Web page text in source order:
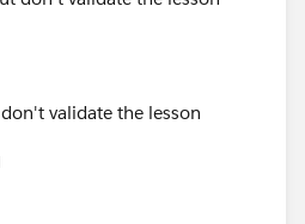
validate the lesson